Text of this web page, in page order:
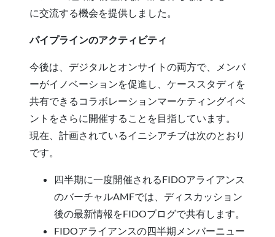
に交流する機会を提供しました。
パイプラインのアクティビティ
今後は、デジタルとオンサイトの両方で、メンバ
ーがイノベーションを促進し、ケーススタディを
共有できるコラボレーションマーケティングイベ
ントをさらに開催することを目指しています。
現在、計画されているイニシアチブは次のとおり
です。
四半期に一度開催されるFIDOアライアンス
のバーチャルAMFでは、ディスカッション
後の最新情報をFIDOブログで共有します。
FIDOアライアンスの四半期メンバーニュー